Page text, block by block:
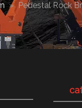
» Pedestal Rock